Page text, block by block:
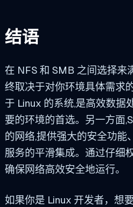
结语
在 NFS 和 SMB 之间选择来
终取决于对你环境具体需求
于 Linux 的系统,是高效数据
要的环境的首选。另一方面
的网络,提供强大的安全功
服务的平滑集成。通过仔细
确保网络高效安全地运行。
如果你是 Linux 开发者，想